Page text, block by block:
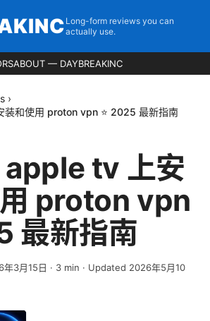
Long-form reviews you can
actually use.
ABOUT — DAYBREAKINC
›
和使用 proton vpn ⭐ 2025 最新指南
apple tv 上安
proton vpn
最新指南
年3月15日 · 3 min · Updated 2026年5月10